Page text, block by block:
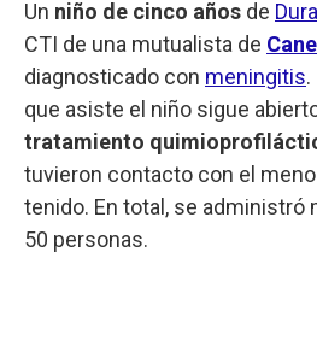
Un niño de cinco años de
CTI de una mutualista de
diagnosticado con meningitis.
que asiste el niño sigue
tratamiento
tuvieron contacto con el
tenido. En total, se administró
50 personas.